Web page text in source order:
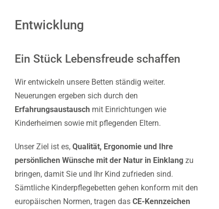
Entwicklung
Ein Stück Lebensfreude schaffen
Wir entwickeln unsere Betten ständig weiter.
Neuerungen ergeben sich durch den
Erfahrungsaustausch mit Einrichtungen wie
Kinderheimen sowie mit pflegenden Eltern.
Unser Ziel ist es, Qualität, Ergonomie und Ihre
persönlichen Wünsche mit der Natur in Einklang zu
bringen, damit Sie und Ihr Kind zufrieden sind.
Sämtliche Kinderpflegebetten gehen konform mit den
europäischen Normen, tragen das CE-Kennzeichen